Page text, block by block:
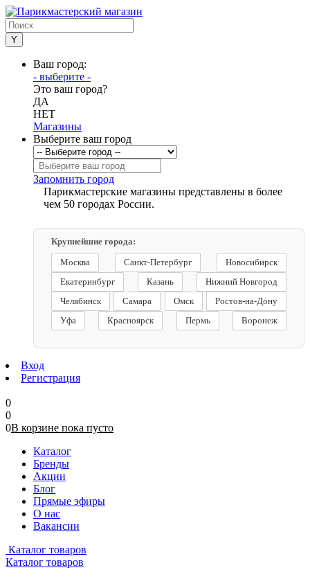
Ваш город:
- выберите -
Это ваш город?
ДА
НЕТ
Магазины
Выберите ваш город
Запомнить город
Парикмастерские магазины представлены в более
чем 50 городах России.
Крупнейшие города:
Москва
Санкт-Петербург
Новосибирск
Екатеринбург
Казань
Нижний Новгород
Челябинск
Самара Омск
Ростов-на-Дону
Уфа
Красноярск Пермь Воронеж
Вход
Регистрация
0
0
0В корзине пока пусто
Каталог
Бренды
Акции
Блог
Прямые эфиры
О нас
Вакансии
Каталог товаров
Каталог товаров